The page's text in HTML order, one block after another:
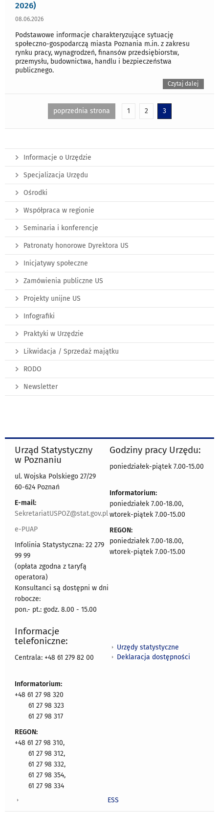
2026)
08.06.2026
Podstawowe informacje charakteryzujące sytuację
społeczno-gospodarczą miasta Poznania m.in. z zakresu
rynku pracy, wynagrodzeń, finansów przedsiębiorstw,
przemysłu, budownictwa, handlu i bezpieczeństwa
publicznego.
Czytaj dalej
poprzednia strona 1 2 3
Informacje o Urzędzie
Specjalizacja Urzędu
Ośrodki
Współpraca w regionie
Seminaria i konferencje
Patronaty honorowe Dyrektora US
Inicjatywy społeczne
Zamówienia publiczne US
Projekty unijne US
Infografiki
Praktyki w Urzędzie
Likwidacja / Sprzedaż majątku
RODO
Newsletter
Urząd Statystyczny
w Poznaniu
ul. Wojska Polskiego 27/29
60-624 Poznań
E-mail:
SekretariatUSPOZ@stat.gov.pl
e-PUAP
Infolinia Statystyczna: 22 279
99 99
(opłata zgodna z taryfą
operatora)
Konsultanci są dostępni w dni
robocze:
pon.- pt.: godz. 8.00 - 15.00
Godziny pracy Urzędu:
poniedziałek-piątek 7.00-15.00
Informatorium:
poniedziałek 7.00-18.00,
wtorek-piątek 7.00-15.00
REGON:
poniedziałek 7.00-18.00,
wtorek-piątek 7.00-15.00
Informacje
telefoniczne:
Centrala: +48 61 279 82 00
Informatorium:
+48 61 27 98 320
61 27 98 323
61 27 98 317
REGON:
+48 61 27 98 310,
61 27 98 312,
61 27 98 332,
61 27 98 354,
61 27 98 334
Urzędy statystyczne
Deklaracja dostępności
ESS